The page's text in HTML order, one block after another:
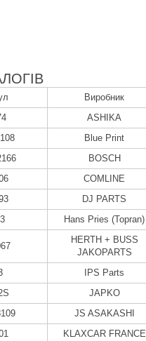
Виробник
ASHIKA
Blue Print
BOSCH
COMLINE
DJ PARTS
Hans Pries (Topran)
HERTH + BUSS
JAKOPARTS
IPS Parts
JAPKO
JS ASAKASHI
KLAXCAR FRANCE